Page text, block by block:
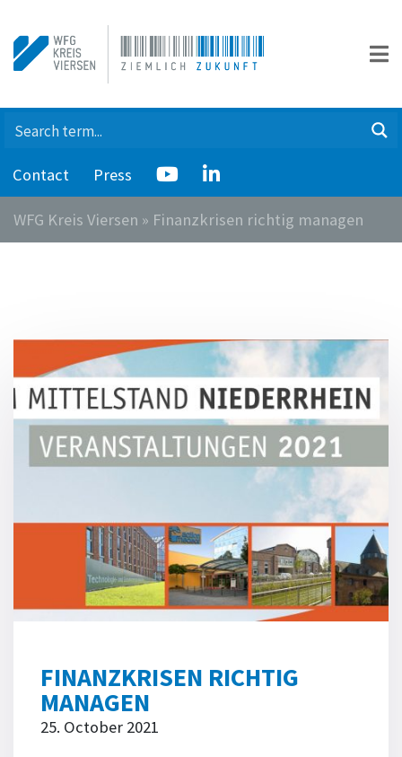
Contact Press
WFG Kreis Viersen » Finanzkrisen richtig managen
FINANZKRISEN RICHTIG
MANAGEN
25. October 2021